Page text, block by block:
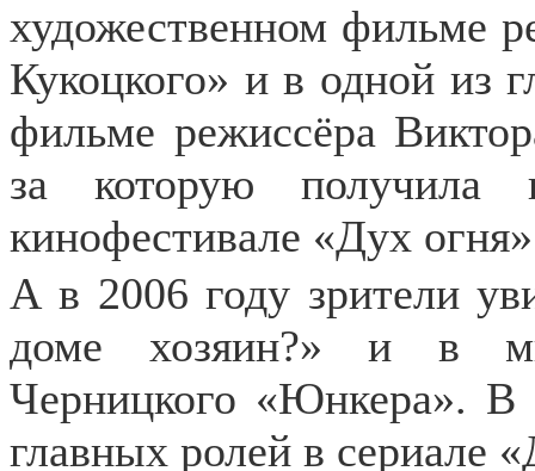
художественном фильме
Кукоцкого» и в одной из
фильме режиссёра
за которую
кинoфecтивaлe «Дyx
А в 2006 году зрители
доме хозяин?» и в
Черницкого «Юнкера». В
главных ролей в сериале